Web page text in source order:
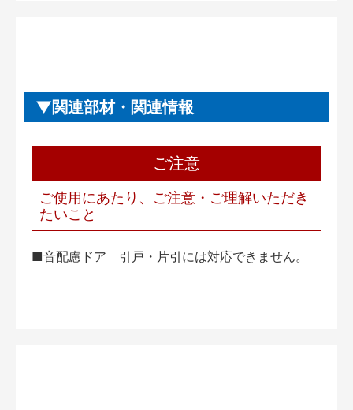
関連部材・関連情報
ご注意
ご使用にあたり、ご注意・ご理解いただき
たいこと
■音配慮ドア 引戸・片引には対応できません。